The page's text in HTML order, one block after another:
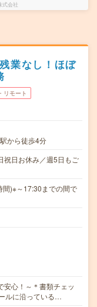
式会社
業なし！ほぼ
リモート
から徒歩4分
日お休み／週5日もご
)※～17:30までの間で
安心！～＊書類チェッ
ルに沿っている…